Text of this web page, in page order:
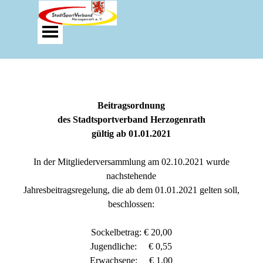
Direkt zum Seiteninhalt
Menü überspringen
Beitragsordnung
des Stadtsportverband Herzogenrath
gültig ab 01.01.2021
In der Mitgliederversammlung am 02.10.2021 wurde
nachstehende
Jahresbeitragsregelung, die ab dem 01.01.2021 gelten soll,
beschlossen:
Sockelbetrag: € 20,00
Jugendliche: € 0,55
Erwachsene: € 1,00